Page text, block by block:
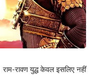
रावण युद्ध केवल इसलिए नहीं